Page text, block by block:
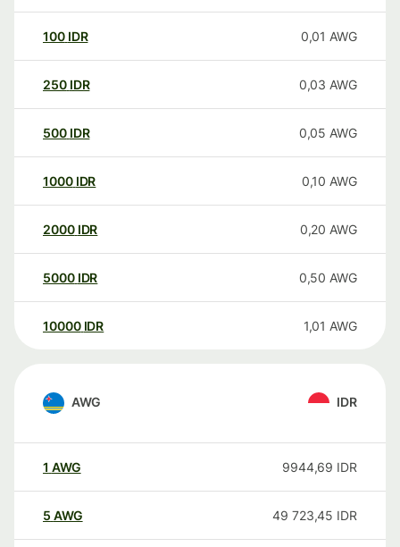
100 IDR 0,01 AWG
250 IDR 0,03 AWG
500 IDR 0,05 AWG
1000 IDR 0,10 AWG
2000 IDR 0,20 AWG
5000 IDR 0,50 AWG
10000 IDR 1,01 AWG
AWG IDR
1 AWG 9944,69 IDR
5 AWG 49 723,45 IDR